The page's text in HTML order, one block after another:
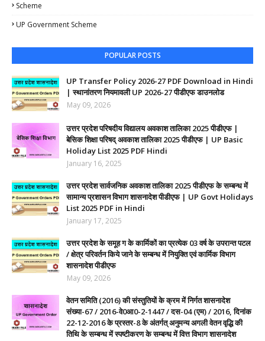
Scheme
UP Government Scheme
POPULAR POSTS
UP Transfer Policy 2026-27 PDF Download in Hindi
| स्थानांतरण नियमावली UP 2026-27 पीडीएफ डाउनलोड
May 09, 2026
उत्तर प्रदेश परिषदीय विद्यालय अवकाश तालिका 2025 पीडीएफ |
बेसिक शिक्षा परिषद् अवकाश तालिका 2025 पीडीएफ | UP Basic
Holiday List 2025 PDF Hindi
January 16, 2025
उत्तर प्रदेश सार्वजनिक अवकाश तालिका 2025 पीडीएफ के सम्बन्ध में
सामान्य प्रशासन विभाग शासनादेश पीडीएफ | UP Govt Holidays
List 2025 PDF in Hindi
January 17, 2025
उत्तर प्रदेश के समूह ग के कार्मिकों का प्रत्येक 03 वर्ष के उपरान्त पटल
/ क्षेत्र परिवर्तन किये जाने के सम्बन्ध में नियुक्ति एवं कार्मिक विभाग
शासनादेश पीडीएफ
May 09, 2026
वेतन समिति (2016) की संस्तुतियों के क्रम में निर्गत शासनादेश
संख्या-67 / 2016-वे0आ0-2-1447 / दस-04 (एम) / 2016, दिनांक
22-12-2016 के प्रस्तर-8 के अंतर्गत् अनुमन्य अगली वेतन वृद्धि की
तिथि के सम्बन्ध में स्पष्टीकरण के सम्बन्ध में वित्त विभाग शासनादेश